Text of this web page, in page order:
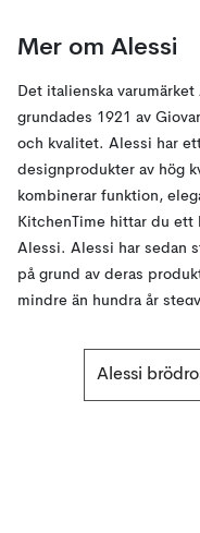
Mer om Alessi
Det italienska
grundades 1921 av
och kvalitet. Alessi har
designprodukter av hög
kombinerar funktion,
KitchenTime hittar du
Alessi. Alessi har sedan
på grund av deras
mindre än hundra år
fram designprototyper
och kunskap.Alessi